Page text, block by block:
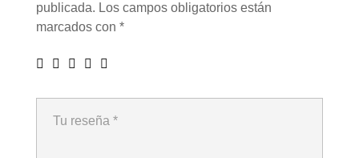
publicada. Los campos obligatorios están
marcados con *